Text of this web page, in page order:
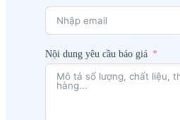
Nội dung yêu cầu báo giá